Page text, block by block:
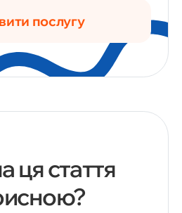
послугу
ця стаття